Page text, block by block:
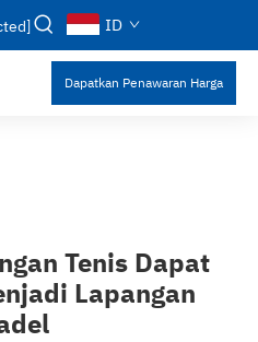
ID
Dapatkan Penawaran Harga
Tenis Dapat
Lapangan